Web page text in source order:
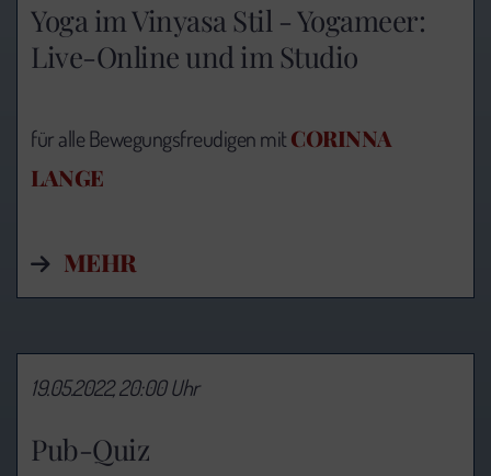
Yoga im Vinyasa Stil - Yogameer:
Live-Online und im Studio
für alle Bewegungsfreudigen mitCORINNA
LANGE
MEHR
Pub-Quiz
19.05.2022, 20:00 Uhr